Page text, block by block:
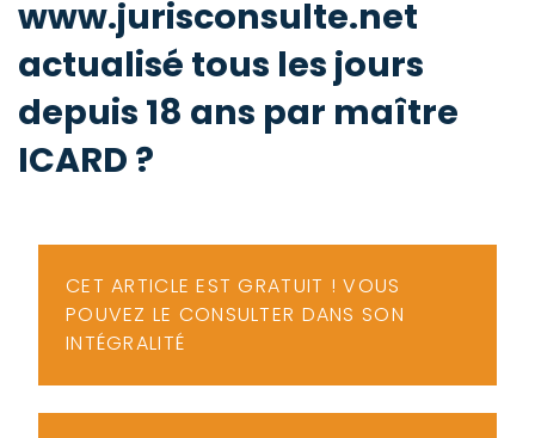
www.jurisconsulte.net
actualisé tous les jours
depuis 18 ans par maître
ICARD ?
CET ARTICLE EST GRATUIT ! VOUS
POUVEZ LE CONSULTER DANS SON
INTÉGRALITÉ